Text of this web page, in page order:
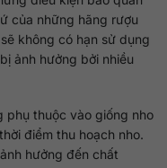
của những hãng rượu
không có hạn sử dụng
ảnh hưởng bởi nhiều
phụ thuộc vào giống nho
điểm thu hoạch nho.
hưởng đến chất